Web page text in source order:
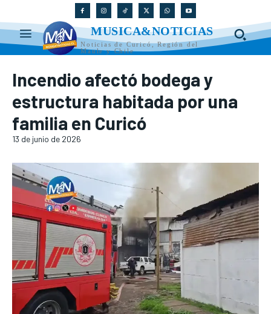
MUSICA&NOTICIAS
Noticias de Curicó, Región del
Maule y Chile
Incendio afectó bodega y
estructura habitada por una
familia en Curicó
13 de junio de 2026